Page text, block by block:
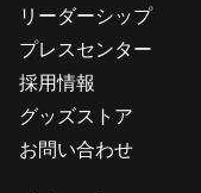
リーダーシップ
プレスセンター
採用情報
グッズストア
お問い合わせ